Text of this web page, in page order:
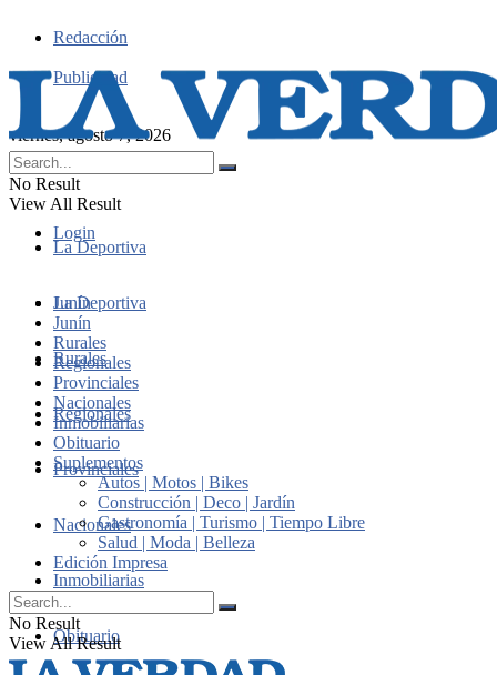
Redacción
Publicidad
viernes, agosto 7, 2026
Login
No Result
View All Result
La Deportiva
Junín
Rurales
Regionales
Provinciales
Nacionales
Inmobiliarias
Obituario
La Deportiva
Junín
Rurales
Regionales
Provinciales
Nacionales
Inmobiliarias
Obituario
Suplementos
Autos | Motos | Bikes
Construcción | Deco | Jardín
Gastronomía | Turismo | Tiempo Libre
Salud | Moda | Belleza
Edición Impresa
No Result
View All Result